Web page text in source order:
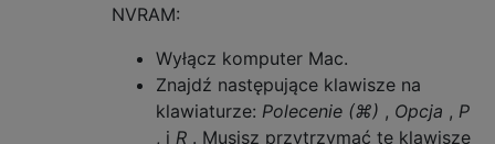
NVRAM:
Wyłącz komputer Mac.
Znajdź następujące klawisze na
klawiaturze: Polecenie (⌘) , Opcja , P
, i R . Musisz przytrzymać te klawisze